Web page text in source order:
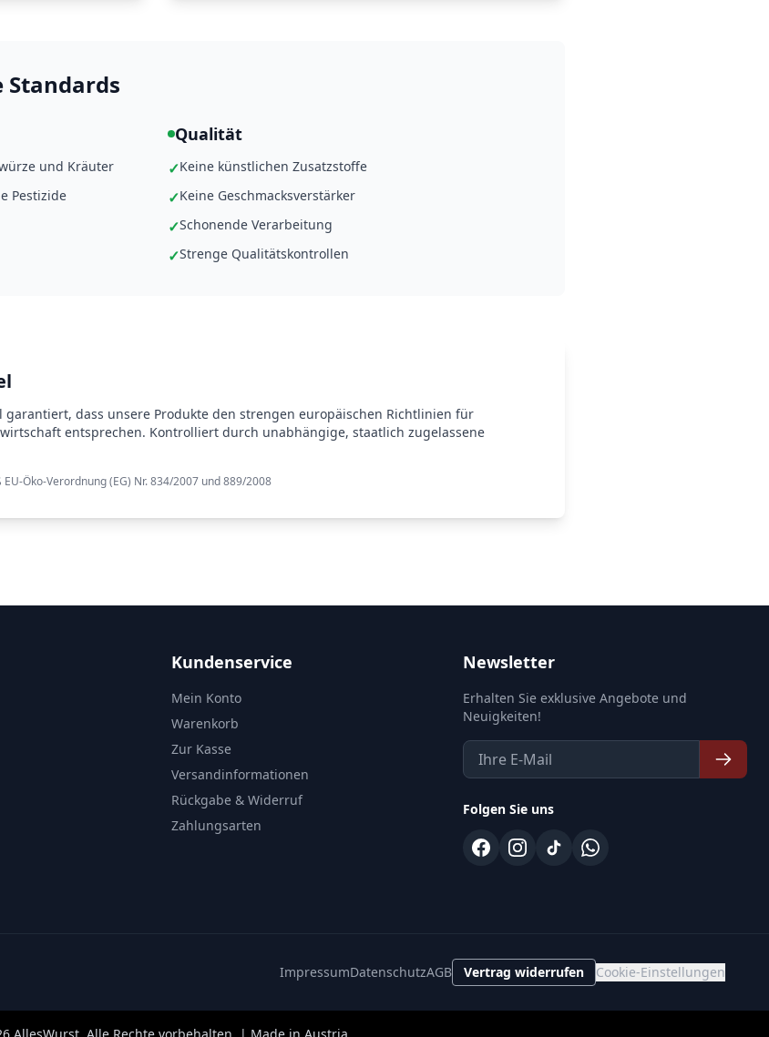
Standards
und Kräuter
Pestizide
Qualität
✓Keine künstlichen Zusatzstoffe
✓Keine Geschmacksverstärker
✓Schonende Verarbeitung
✓Strenge Qualitätskontrollen
garantiert, dass unsere Produkte den strengen europäischen Richtlinien für
entsprechen. Kontrolliert durch unabhängige, staatlich zugelassene
Öko-Verordnung (EG) Nr. 834/2007 und 889/2008
Kundenservice
Mein Konto
Warenkorb
Zur Kasse
Versandinformationen
Rückgabe & Widerruf
Zahlungsarten
Newsletter
Erhalten Sie exklusive Angebote und
Neuigkeiten!
Folgen Sie uns
ImpressumDatenschutzAGB Vertrag widerrufen Cookie-Einstellungen